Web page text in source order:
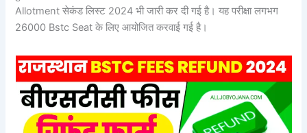
Allotment सेकंड लिस्ट 2024 भी जारी कर दी गई है। यह परीक्षा लगभग
26000 Bstc Seat के लिए आयोजित करवाई गई है।